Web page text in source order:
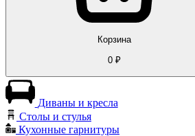
Корзина
0₽
Диваны и кресла
Столы и стулья
Кухонные гарнитуры